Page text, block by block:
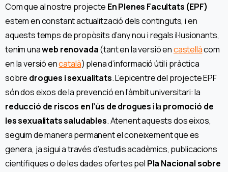
Com que al nostre projecte En Plenes Facultats (EPF)
estem en constant actualització dels continguts, i en
aquests temps de propòsits d’any nou i regals il·lusionants,
tenim unaweb renovada(tant en la versió encastellàcom
en la versió encatalà) plena d’informació útil i pràctica
sobre drogues i sexualitats. L’epicentre del projecte EPF
són dos eixos de la prevenció en l’àmbit universitari: la
reducció de riscos en l’ús de droguesi la promoció de
les sexualitats saludables. Atenent aquests dos eixos,
seguim de manera permanent el coneixement que es
genera, ja sigui a través d’estudis acadèmics, publicacions
científiques o de les dades ofertes pel Pla Nacional sobre